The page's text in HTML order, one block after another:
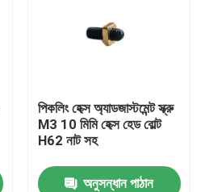
পিকলিং হেক্স অ্যাডজাস্টমেন্ট স্ক্রু
M3 10 মিমি হেক্স হেড বোল্ট
H62 নাট সহ
অনুসন্ধান পাঠান